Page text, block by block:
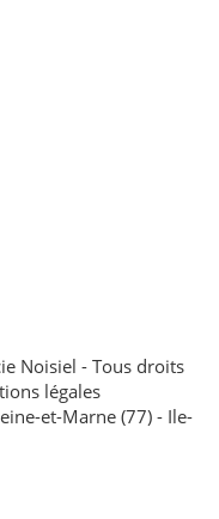
Noisiel - Tous droits
légales
et-Marne (77) - Ile-